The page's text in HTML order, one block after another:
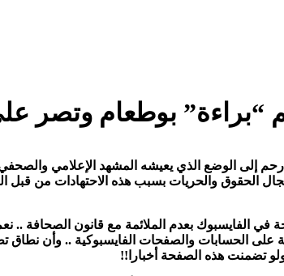
بوطعام وتصر على الفصل 380 من
إلى الوضع الذي يعيشه المشهد الإعلامي
في الفايسبوك بعدم الملائمة مع قانون
الحسابات والصفحات الفايسبوكية .. وأن نطاق
تضمنت هذه الصفحة أخبارا !!